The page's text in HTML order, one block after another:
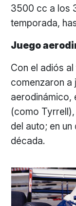
3500 cc a los
temporada,
Juego
Con el adiós
comenzaron a
aerodinámico,
(como Tyrrell),
del auto; en
década.